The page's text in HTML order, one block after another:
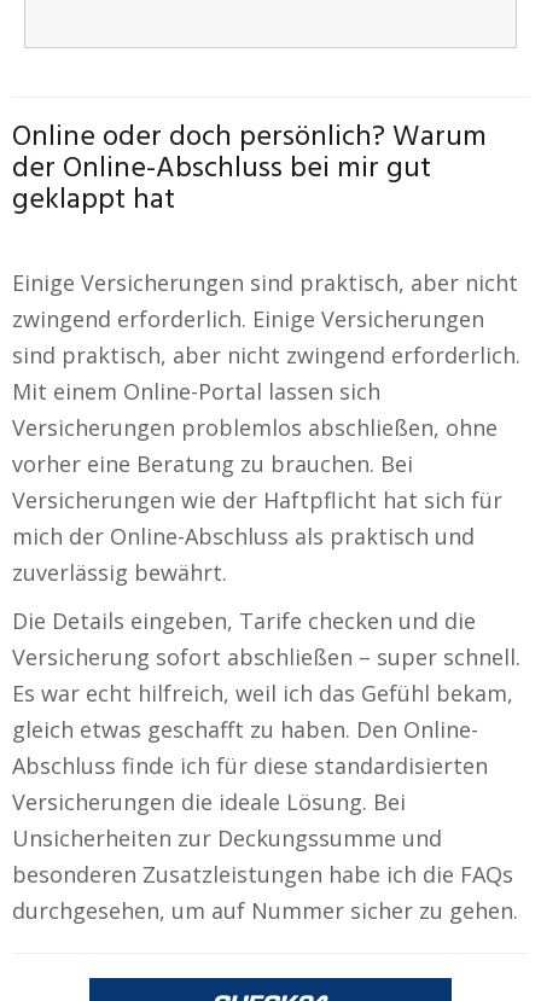
Online oder doch persönlich? Warum
der Online-Abschluss bei mir gut
geklappt hat
Einige Versicherungen sind praktisch, aber nicht
zwingend erforderlich. Einige Versicherungen
sind praktisch, aber nicht zwingend erforderlich.
Mit einem Online-Portal lassen sich
Versicherungen problemlos abschließen, ohne
vorher eine Beratung zu brauchen. Bei
Versicherungen wie der Haftpflicht hat sich für
mich der Online-Abschluss als praktisch und
zuverlässig bewährt.
Die Details eingeben, Tarife checken und die
Versicherung sofort abschließen – super schnell.
Es war echt hilfreich, weil ich das Gefühl bekam,
gleich etwas geschafft zu haben. Den Online-
Abschluss finde ich für diese standardisierten
Versicherungen die ideale Lösung. Bei
Unsicherheiten zur Deckungssumme und
besonderen Zusatzleistungen habe ich die FAQs
durchgesehen, um auf Nummer sicher zu gehen.